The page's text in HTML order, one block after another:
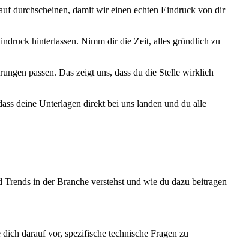
durchscheinen, damit wir einen echten Eindruck von dir
hinterlassen. Nimm dir die Zeit, alles gründlich zu
passen. Das zeigt uns, dass du die Stelle wirklich
deine Unterlagen direkt bei uns landen und du alle
in der Branche verstehst und wie du dazu beitragen
darauf vor, spezifische technische Fragen zu